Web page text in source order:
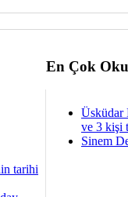
En Çok
tarihi
Üsküdar
ve 3 kişi
Sinem